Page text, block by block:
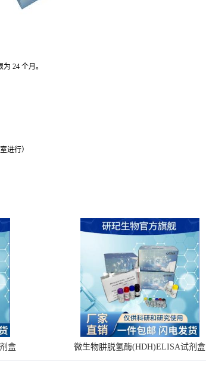
24 个月。
进行）
盒 微生物肼脱氢酶(HDH)ELISA试剂盒